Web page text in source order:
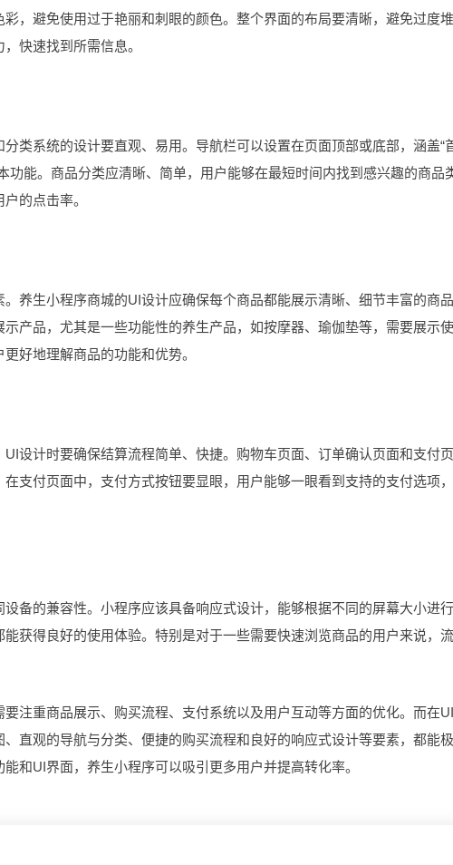
，避免使用过于艳丽和刺眼的颜色。整个界面的布局要清晰，避免过度
快速找到所需信息。
系统的设计要直观、易用。导航栏可以设置在页面顶部或底部，涵盖“
本功能。商品分类应清晰、简单，用户能够在最短时间内找到感兴趣的商品
的点击率。
生小程序商城的UI设计应确保每个商品都能展示清晰、细节丰富的商
产品，尤其是一些功能性的养生产品，如按摩器、瑜伽垫等，需要展示
好地理解商品的功能和优势。
计时要确保结算流程简单、快捷。购物车页面、订单确认页面和支付
支付页面中，支付方式按钮要显眼，用户能够一眼看到支持的支付选项
的兼容性。小程序应该具备响应式设计，能够根据不同的屏幕大小进
获得良好的使用体验。特别是对于一些需要快速浏览商品的用户来说，
重商品展示、购买流程、支付系统以及用户互动等方面的优化。而在
直观的导航与分类、便捷的购买流程和良好的响应式设计等要素，都能
和UI界面，养生小程序可以吸引更多用户并提高转化率。